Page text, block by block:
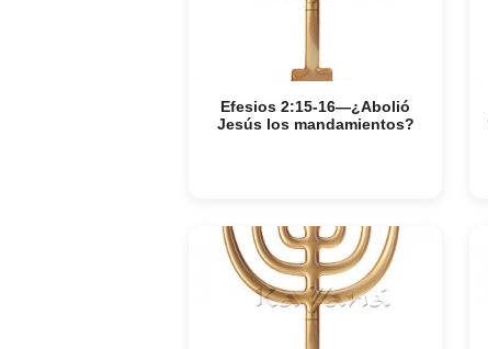
Efesios 2:15-16—¿Abolió
Jesús los mandamientos?